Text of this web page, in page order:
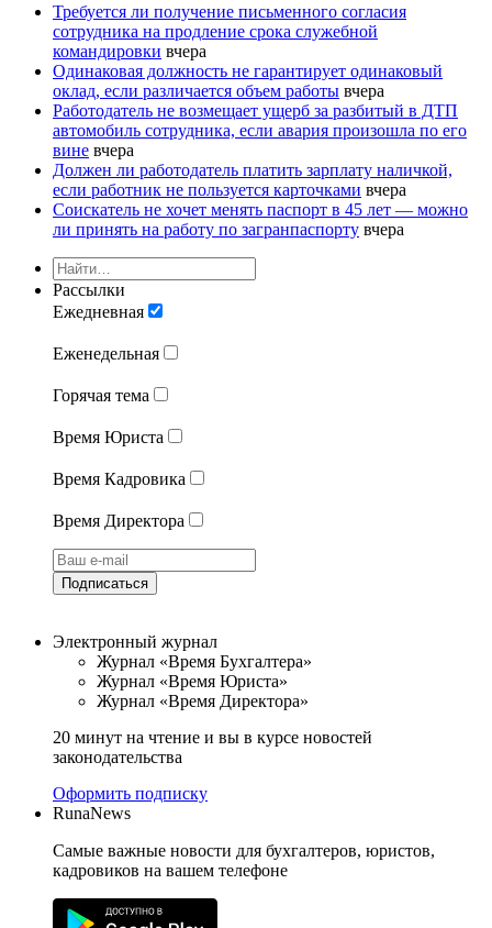
Требуется ли получение письменного согласия
сотрудника на продление срока служебной
командировки вчера
Одинаковая должность не гарантирует одинаковый
оклад, если различается объем работы вчера
Работодатель не возмещает ущерб за разбитый в ДТП
автомобиль сотрудника, если авария произошла по его
вине вчера
Должен ли работодатель платить зарплату наличкой,
если работник не пользуется карточками вчера
Соискатель не хочет менять паспорт в 45 лет — можно
ли принять на работу по загранпаспорту вчера
Рассылки
Ежедневная
Еженедельная
Горячая тема
Время Юриста
Время Кадровика
Время Директора
Подписаться
Электронный журнал
Журнал «Время Бухгалтера»
Журнал «Время Юриста»
Журнал «Время Директора»
20 минут на чтение и вы в курсе новостей
законодательства
Оформить подписку
RunaNews
Самые важные новости для бухгалтеров, юристов,
кадровиков на вашем телефоне